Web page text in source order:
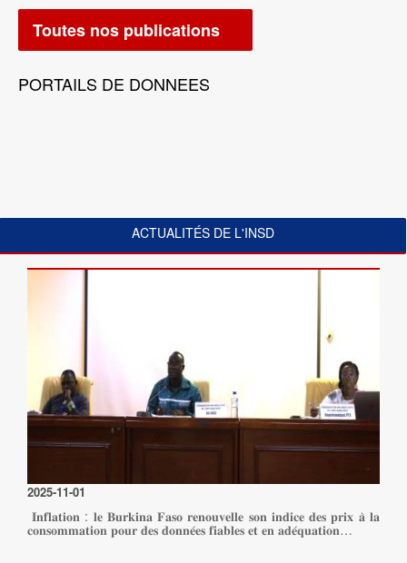
Toutes nos publications
PORTAILS DE DONNEES
ACTUALITÉS DE L'INSD
2025-11-01
𝐈𝐧𝐟𝐥𝐚𝐭𝐢𝐨𝐧 : 𝐥𝐞 𝐁𝐮𝐫𝐤𝐢𝐧𝐚 𝐅𝐚𝐬𝐨 𝐫𝐞𝐧𝐨𝐮𝐯𝐞𝐥𝐥𝐞 𝐬𝐨𝐧 𝐢𝐧𝐝𝐢𝐜𝐞 𝐝𝐞𝐬 𝐩𝐫𝐢𝐱 𝐚̀ 𝐥𝐚
𝐜𝐨𝐧𝐬𝐨𝐦𝐦𝐚𝐭𝐢𝐨𝐧 𝐩𝐨𝐮𝐫 𝐝𝐞𝐬 𝐝𝐨𝐧𝐧𝐞́𝐞𝐬 𝐟𝐢𝐚𝐛𝐥𝐞𝐬 𝐞𝐭 𝐞𝐧 𝐚𝐝𝐞́𝐪𝐮𝐚𝐭𝐢𝐨𝐧…